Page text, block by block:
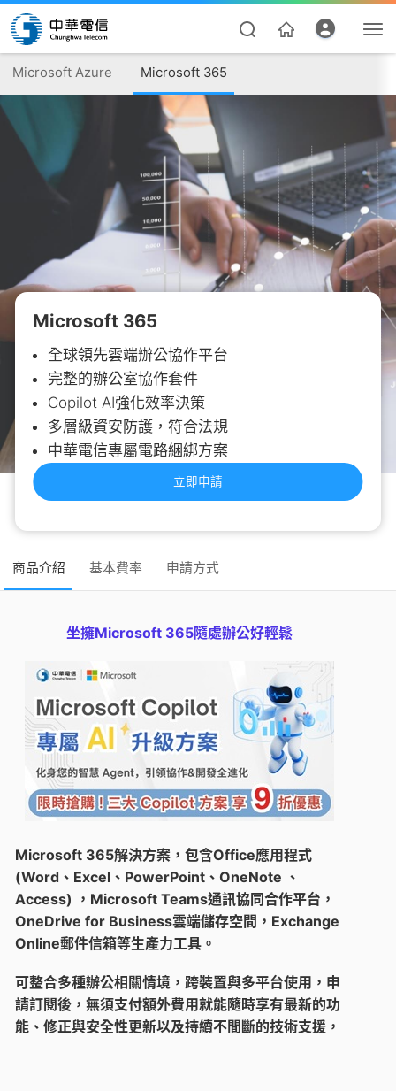
資費合約
帳單繳費
Microsoft Azure Microsoft 365
Microsoft 365
全球領先雲端辦公協作平台
完整的辦公室協作套件
Copilot AI強化效率決策
多層級資安防護，符合法規
中華電信專屬電路綑綁方案
立即申請
商品介紹 基本費率 申請方式
坐擁Microsoft 365隨處辦公好輕鬆
Microsoft 365解決方案，包含Office應用程式
(Word、Excel、PowerPoint、OneNote 、
Access) ，Microsoft Teams通訊協同合作平台，
OneDrive for Business雲端儲存空間，Exchange
Online郵件信箱等生產力工具。
可整合多種辦公相關情境，跨裝置與多平台使用，申
請訂閱後，無須支付額外費用就能隨時享有最新的功
能、修正與安全性更新以及持續不間斷的技術支援，